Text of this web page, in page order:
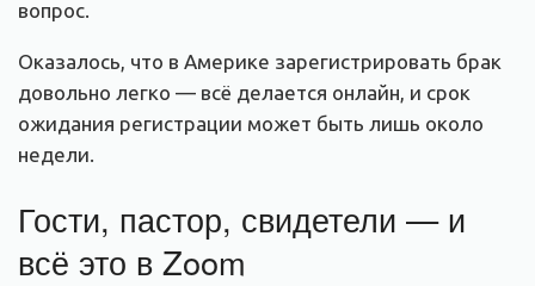
вопрос.
Оказалось, что в Америке зарегистрировать брак
довольно легко — всё делается онлайн, и срок
ожидания регистрации может быть лишь около
недели.
Гости, пастор, свидетели — и
всё это в Zoom